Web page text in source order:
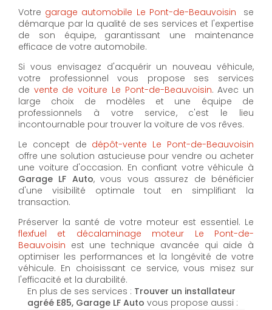
Votre garage automobile Le Pont-de-Beauvoisin se
démarque par la qualité de ses services et l'expertise
de son équipe, garantissant une maintenance
efficace de votre automobile.
Si vous envisagez d'acquérir un nouveau véhicule,
votre professionnel vous propose ses services
de vente de voiture Le Pont-de-Beauvoisin. Avec un
large choix de modèles et une équipe de
professionnels à votre service, c'est le lieu
incontournable pour trouver la voiture de vos rêves.
Le concept de dépôt-vente Le Pont-de-Beauvoisin
offre une solution astucieuse pour vendre ou acheter
une voiture d'occasion. En confiant votre véhicule à
Garage LF Auto, vous vous assurez de bénéficier
d'une visibilité optimale tout en simplifiant la
transaction.
Préserver la santé de votre moteur est essentiel. Le
flexfuel et décalaminage moteur Le Pont-de-
Beauvoisin est une technique avancée qui aide à
optimiser les performances et la longévité de votre
véhicule. En choisissant ce service, vous misez sur
l'efficacité et la durabilité.
En plus de ses services : Trouver un installateur
agréé E85, Garage LF Auto vous propose aussi :